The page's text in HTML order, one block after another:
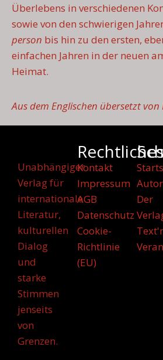
Überlebens in verschiedenen
sowie von den schwierigen
person bis hin zu den ersten,
einfachen Jahren in der neuen
Heimat.
Aus dem Englischen übersetzt
Unabhängiger
Verlag für
internationale
Literatur,
kulturellen
Dialog
und
starke
Stimmen
jenseits
von
Grenzen.
Rechtliches
Kontakt
Impressum
AGB
Datenschutz
Cookie-
Richtlinie
(EU)
Der